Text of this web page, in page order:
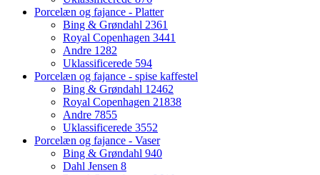
Porcelæn og fajance - Platter
Bing & Grøndahl 2361
Royal Copenhagen 3441
Andre 1282
Uklassificerede 594
Porcelæn og fajance - spise kaffestel
Bing & Grøndahl 12462
Royal Copenhagen 21838
Andre 7855
Uklassificerede 3552
Porcelæn og fajance - Vaser
Bing & Grøndahl 940
Dahl Jensen 8